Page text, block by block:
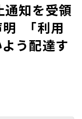
通知を受領
「利用
う配達す